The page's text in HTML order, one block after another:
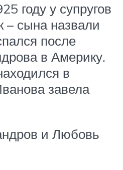
году у супругов
– сына назвали
после
в Америку.
в
завела
и Любовь